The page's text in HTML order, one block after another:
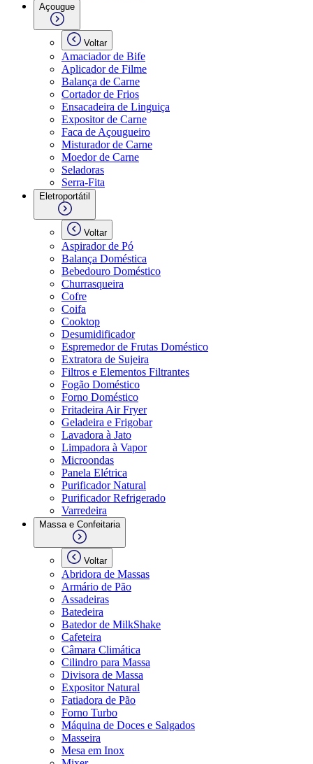
Açougue
Voltar
Amaciador de Bife
Aplicador de Filme
Balança de Carne
Cortador de Frios
Ensacadeira de Linguiça
Expositor de Carne
Faca de Açougueiro
Misturador de Carne
Moedor de Carne
Seladoras
Serra-Fita
Eletroportátil
Voltar
Aspirador de Pó
Balança Doméstica
Bebedouro Doméstico
Churrasqueira
Cofre
Coifa
Cooktop
Desumidificador
Espremedor de Frutas Doméstico
Extratora de Sujeira
Filtros e Elementos Filtrantes
Fogão Doméstico
Forno Doméstico
Fritadeira Air Fryer
Geladeira e Frigobar
Lavadora à Jato
Limpadora à Vapor
Microondas
Panela Elétrica
Purificador Natural
Purificador Refrigerado
Varredeira
Massa e Confeitaria
Voltar
Abridora de Massas
Armário de Pão
Assadeiras
Batedeira
Batedor de MilkShake
Cafeteira
Câmara Climática
Cilindro para Massa
Divisora de Massa
Expositor Natural
Fatiadora de Pão
Forno Turbo
Máquina de Doces e Salgados
Masseira
Mesa em Inox